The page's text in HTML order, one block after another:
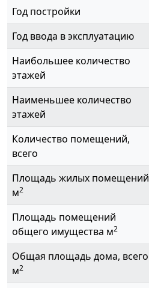
Год постройки
Год ввода в эксплуатацию
Наибольшее количество
этажей
Наименьшее количество
этажей
Количество помещений,
всего
Площадь жилых помещений
м2
Площадь помещений
общего имущества м2
Общая площадь дома, всего
м2